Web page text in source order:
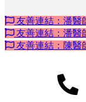
友善連結：潘醫
友善連結：潘醫
友善連結：陳醫